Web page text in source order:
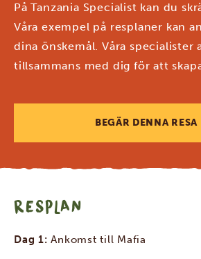
På Tanzania Specialist kan du
Våra exempel på resplaner kan
dina önskemål. Våra specialister
tillsammans med dig för att
BEGÄR DENNA RESA
RESPLAN
Dag 1:Ankomst till Mafia